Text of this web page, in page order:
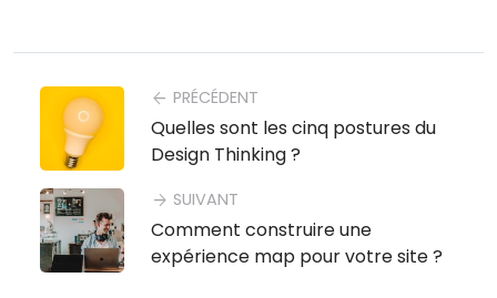
arrow_back PRÉCÉDENT
Quelles sont les cinq postures du
Design Thinking ?
arrow_forward SUIVANT
Comment construire une
expérience map pour votre site ?